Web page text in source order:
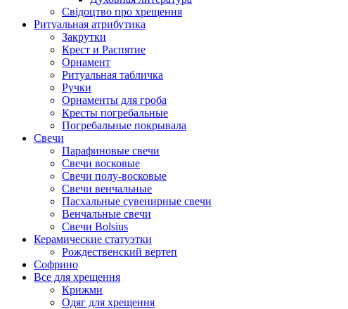
Свідоцтво про хрещення
Ритуальная атрибутика
Закрутки
Крест и Распятие
Орнамент
Ритуальная табличка
Ручки
Орнаменты для гроба
Кресты погребальные
Погребальные покрывала
Свечи
Парафиновые свечи
Свечи восковые
Свечи полу-восковые
Свечи венчальные
Пасхальные сувенирные свечи
Венчальные свечи
Свечи Bolsius
Керамические статуэтки
Рождественский вертеп
Софрино
Все для хрещення
Крижми
Одяг для хрещення